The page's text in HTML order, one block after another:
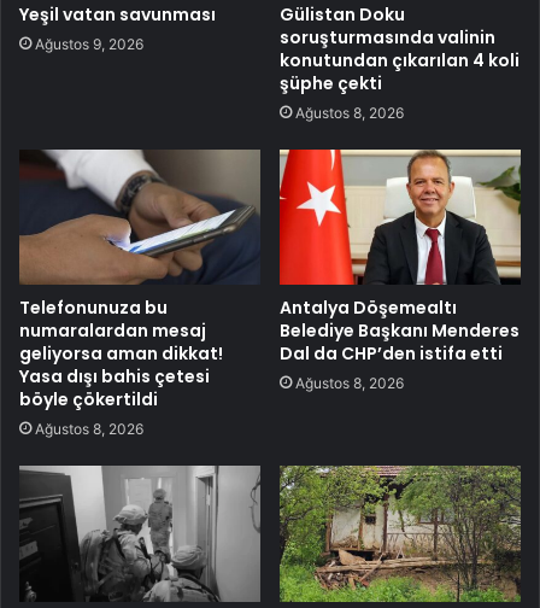
Yeşil vatan savunması
Ağustos 9, 2026
Gülistan Doku
soruşturmasında valinin
konutundan çıkarılan 4 koli
şüphe çekti
Ağustos 8, 2026
Telefonunuza bu
numaralardan mesaj
geliyorsa aman dikkat!
Yasa dışı bahis çetesi
böyle çökertildi
Ağustos 8, 2026
Antalya Döşemealtı
Belediye Başkanı Menderes
Dal da CHP’den istifa etti
Ağustos 8, 2026